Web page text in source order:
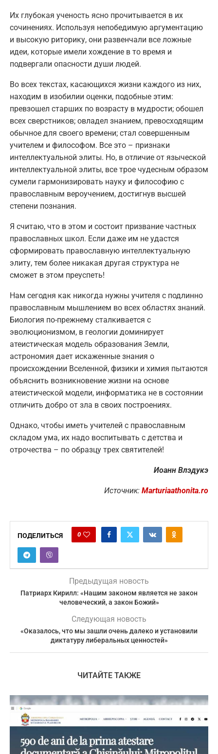
Их глубокая ученость ясно прочитывается в их
сочинениях. Используя непобедимую аргументацию
и высокую риторику, они развенчали все ложные
идеи, которые имели хождение в то время и
подвергали опасности души людей.
Во всех текстах, касающихся жизни каждого из них,
находим в изобилии оценки, подобные этим:
превзошел старших по возрасту в мудрости; обошел
всех сверстников; овладел знанием, превосходящим
обычное для своего времени; стал совершенным
учителем и философом. Все это – признаки
интеллектуальной элиты. Но, в отличие от языческой
интеллектуальной элиты, все трое чудесным образом
сумели гармонизировать науку и философию с
православным вероучением, достигнув высшей
степени познания.
Я считаю, что в этом и состоит призвание частных
православных школ. Если даже им не удастся
сформировать православную интеллектуальную
элиту, тем более никакая другая структура не
сможет в этом преуспеть!
Нам сегодня как никогда нужны учителя с подлинно
православным мышлением во всех областях знаний.
Биология по-прежнему сталкивается с
эволюционизмом, в геологии доминирует
атеистическая модель образования Земли,
астрономия дает искаженные знания о
происхождении Вселенной, физики и химия пытаются
объяснить возникновение жизни на основе
атеистической модели, информатика не в состоянии
отличить добро от зла ​​в своих построениях.
Однако, чтобы иметь учителей с православным
складом ума, их надо воспитывать с детства и
отрочества – по образцу трех святителей!
Иоанн Влэдукэ
Источник: Marturiaathonita.ro
ПОДЕЛИТЬСЯ 0
Предыдущая новость
Патриарх Кирилл: «Нашим законом является не закон
человеческий, а закон Божий»
Следующая новость
«Оказалось, что мы зашли очень далеко и установили
диктатуру либеральных ценностей»
ЧИТАЙТЕ ТАКЖЕ